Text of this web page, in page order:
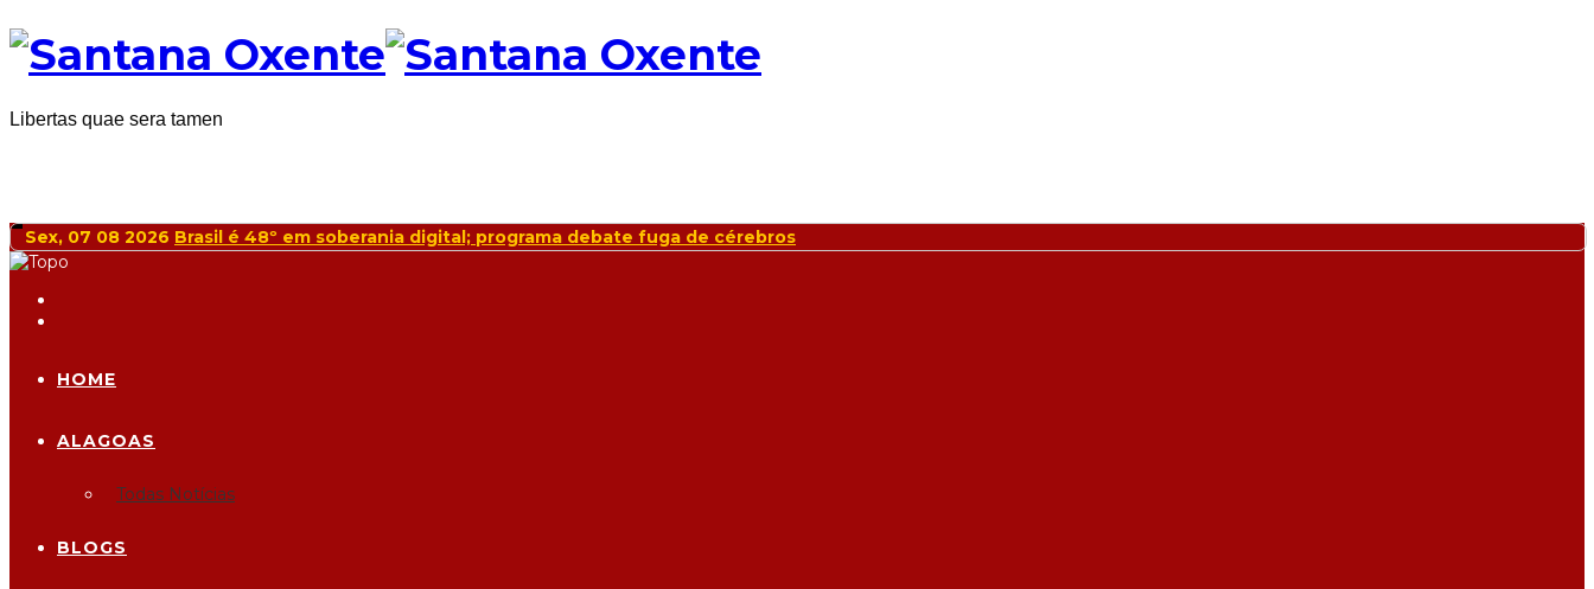
Libertas quae sera tamen
Sex, 07 08 2026 Brasil é 48º em soberania digital; programa debate fuga de cérebros
HOME
ALAGOAS
Todas Notícias
BLOGS